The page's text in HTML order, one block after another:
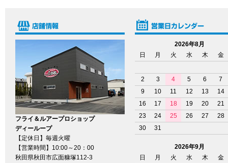
フライ＆ルアープロショップ
ディーループ
【定休日】毎週火曜
【営業時間】10:00～20：00
秋田県秋田市広面糠塚112-3
2026年8月
日
月 火 水 木 金
2 3 4 5 6
7
9
10 11 12 13
14
16
17 18 19 20
21
23
24 25 26 27
28
30
31
2026年9月
日
月 火 水 木
金